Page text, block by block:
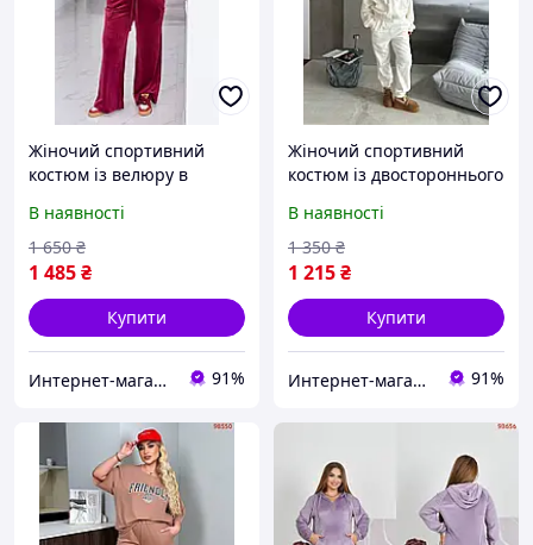
Жіночий спортивний
костюм із велюру в
Одеса
В наявності
1 485₴
1 650 ₴
Купити
Интернет-магазин "All Shop" 91%
Жіночий спортивний
костюм із двостороннього
Виробник Одеса
В наявності
1 215₴
1 350 ₴
Купити
Интернет-магазин "All Shop" 91%